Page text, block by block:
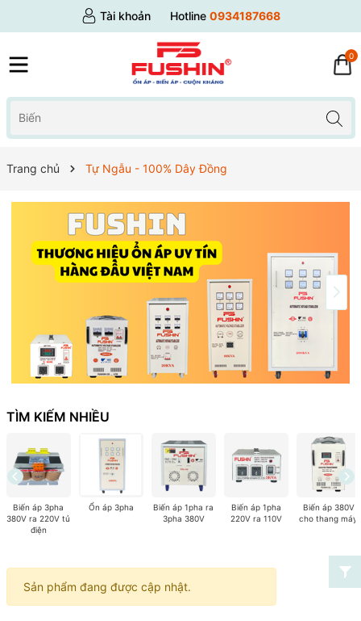
Tài khoản Hotline 0934187668
0
Trang chủ Tự Ngẫu - 100% Dây Đồng
TÌM KIẾM NHIỀU
Biến áp 3pha
380V ra 220V tủ
điện
Ổn áp 3pha
Biến áp 1pha ra
3pha 380V
Biến áp 1pha
220V ra 110V
Biến áp 380V
cho thang máy
Sản phẩm đang được cập nhật.